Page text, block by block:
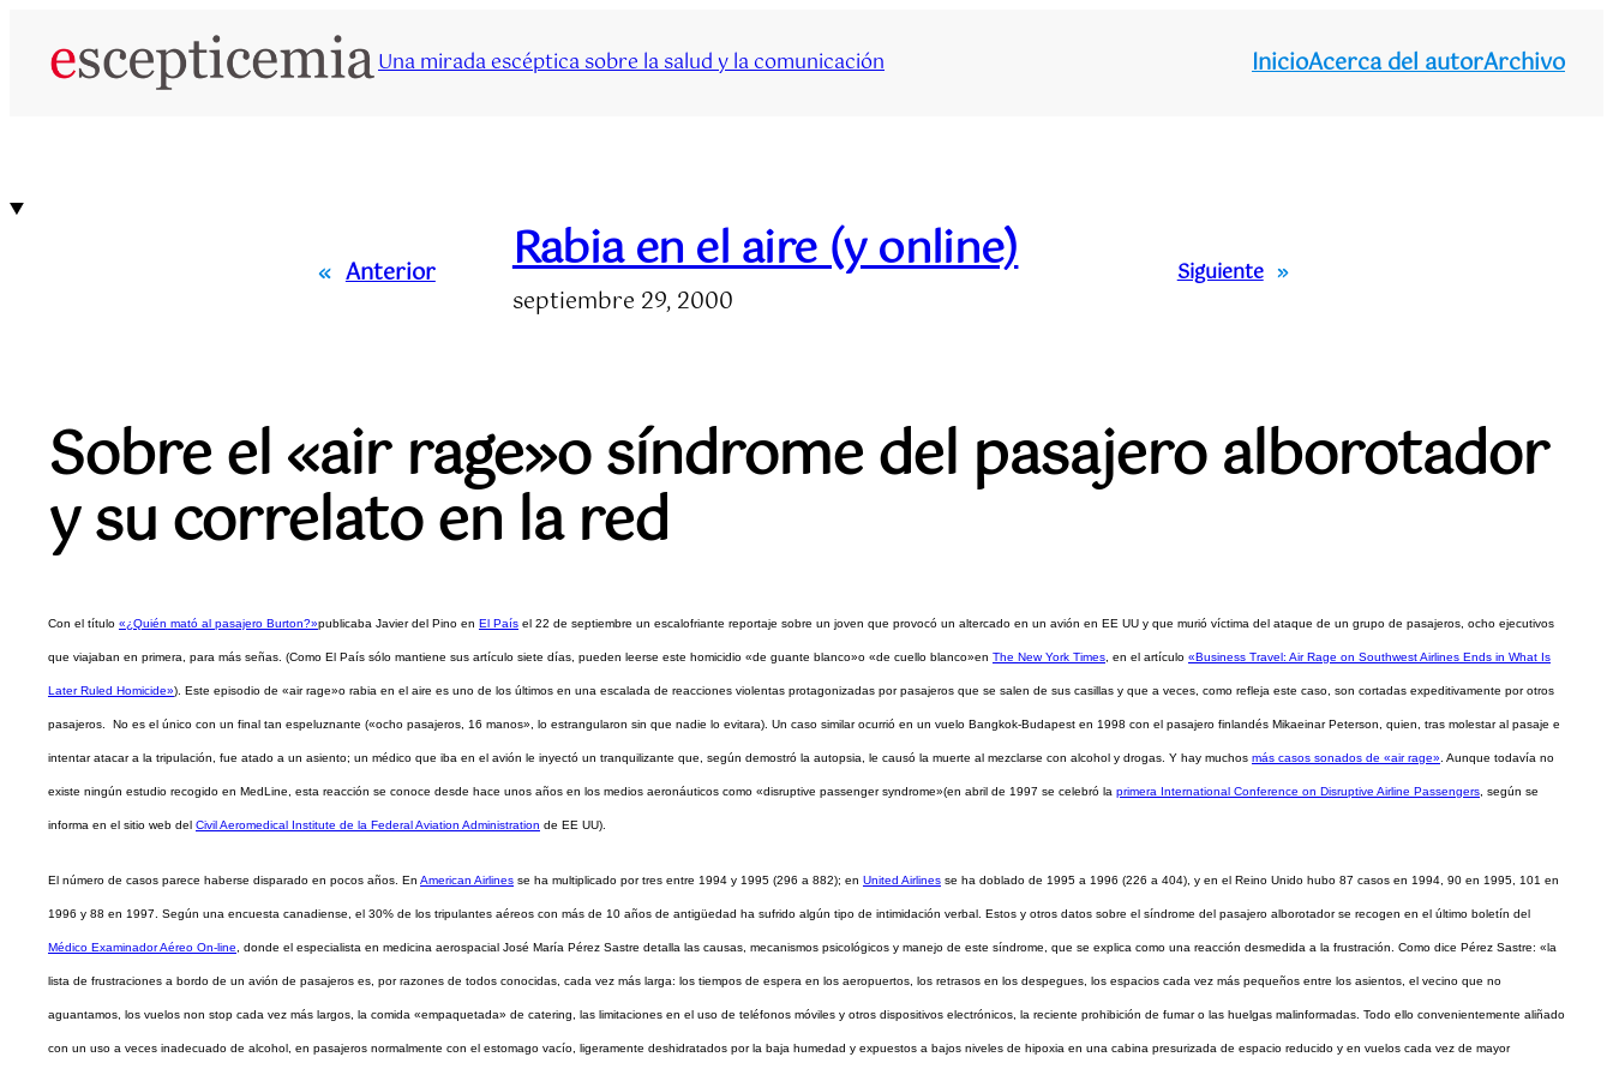
Una mirada escéptica sobre la salud y la comunicación InicioAcerca del autorArchivo
« Anterior Rabia en el aire (y online)
septiembre 29, 2000
Siguiente »
Sobre el «air rage»o síndrome del pasajero alborotador
y su correlato en la red
Con el título «¿Quién mató al pasajero Burton?»publicaba Javier del Pino en El País el 22 de septiembre un escalofriante reportaje sobre un joven que provocó un altercado en un avión en EE UU y que murió víctima del ataque de un grupo de pasajeros, ocho ejecutivos
que viajaban en primera, para más señas. (Como El País sólo mantiene sus artículo siete días, pueden leerse este homicidio «de guante blanco»o «de cuello blanco»en The New York Times , en el artículo «Business Travel: Air Rage on Southwest Airlines Ends in What Is
Later Ruled Homicide»). Este episodio de «air rage»o rabia en el aire es uno de los últimos en una escalada de reacciones violentas protagonizadas por pasajeros que se salen de sus casillas y que a veces, como refleja este caso, son cortadas expeditivamente por otros
pasajeros. No es el único con un final tan espeluznante («ocho pasajeros, 16 manos», lo estrangularon sin que nadie lo evitara). Un caso similar ocurrió en un vuelo Bangkok-Budapest en 1998 con el pasajero finlandés Mikaeinar Peterson, quien, tras molestar al pasaje e
intentar atacar a la tripulación, fue atado a un asiento; un médico que iba en el avión le inyectó un tranquilizante que, según demostró la autopsia, le causó la muerte al mezclarse con alcohol y drogas. Y hay muchos más casos sonados de «air rage» . Aunque todavía no
existe ningún estudio recogido en MedLine, esta reacción se conoce desde hace unos años en los medios aeronáuticos como «disruptive passenger syndrome»(en abril de 1997 se celebró la primera International Conference on Disruptive Airline Passengers , según se
informa en el sitio web del Civil Aeromedical Institute de la Federal Aviation Administration de EE UU).
El número de casos parece haberse disparado en pocos años. En American Airlines se ha multiplicado por tres entre 1994 y 1995 (296 a 882); en United Airlines se ha doblado de 1995 a 1996 (226 a 404), y en el Reino Unido hubo 87 casos en 1994, 90 en 1995, 101 en
1996 y 88 en 1997. Según una encuesta canadiense, el 30% de los tripulantes aéreos con más de 10 años de antigüedad ha sufrido algún tipo de intimidación verbal. Estos y otros datos sobre el síndrome del pasajero alborotador se recogen en el último boletín del
Médico Examinador Aéreo On-line , donde el especialista en medicina aerospacial José María Pérez Sastre detalla las causas, mecanismos psicológicos y manejo de este síndrome, que se explica como una reacción desmedida a la frustración. Como dice Pérez Sastre: «la
lista de frustraciones a bordo de un avión de pasajeros es, por razones de todos conocidas, cada vez más larga: los tiempos de espera en los aeropuertos, los retrasos en los despegues, los espacios cada vez más pequeños entre los asientos, el vecino que no
aguantamos, los vuelos non stop cada vez más largos, la comida «empaquetada» de catering, las limitaciones en el uso de teléfonos móviles y otros dispositivos electrónicos, la reciente prohibición de fumar o las huelgas malinformadas. Todo ello convenientemente aliñado
con un uso a veces inadecuado de alcohol, en pasajeros normalmente con el estomago vacío, ligeramente deshidratados por la baja humedad y expuestos a bajos niveles de hipoxia en una cabina presurizada de espacio reducido y en vuelos cada vez de mayor